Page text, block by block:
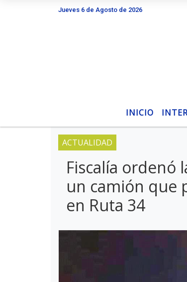
Jueves 6 de Agosto de 2026
Hoy es Jueves 6 de Agosto de
INICIO
ACTUALIDAD
Fiscalía ordenó
un camión que
en Ruta 34